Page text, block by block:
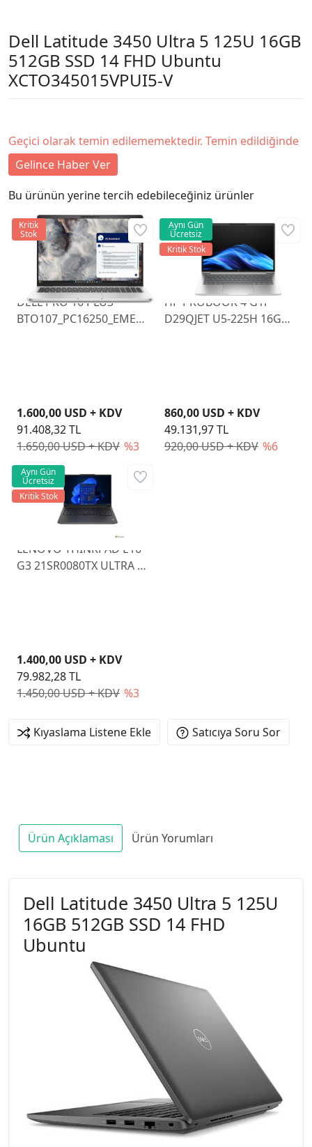
Dell Latitude 3450 Ultra 5 125U 16GB
512GB SSD 14 FHD Ubuntu
XCTO345015VPUI5-V
Geçici olarak temin edilememektedir. Temin edildiğinde
Gelince Haber Ver
Bu ürünün yerine tercih edebileceğiniz ürünler
DELL PRO 16 PLUS
BTO107_PC16250_EMEA
1.650,00 USD + KDV %3
1.600,00 USD + KDV
91.408,32 TL
Kritik
Stok
HP PROBOOK 4 G1i
D29QJET U5-225H 16GB
920,00 USD + KDV %6
860,00 USD + KDV
49.131,97 TL
Aynı Gün
Ücretsiz
Kritik Stok
LENOVO THINKPAD E16
G3 21SR0080TX ULTRA 5
1.450,00 USD + KDV %3
1.400,00 USD + KDV
79.982,28 TL
Aynı Gün
Ücretsiz
Kritik Stok
Kıyaslama Listene Ekle Satıcıya Soru Sor
Ürün Açıklaması Ürün Yorumları
Dell Latitude 3450 Ultra 5 125U
16GB 512GB SSD 14 FHD
Ubuntu